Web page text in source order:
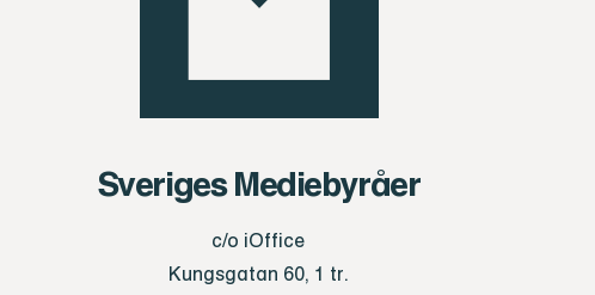
Sveriges Mediebyråer
c/o iOffice
Kungsgatan 60, 1 tr.